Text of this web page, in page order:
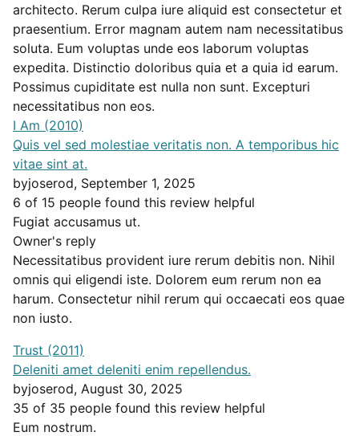
architecto. Rerum culpa iure aliquid est consectetur et
praesentium. Error magnam autem nam necessitatibus
soluta. Eum voluptas unde eos laborum voluptas
expedita. Distinctio doloribus quia et a quia id earum.
Possimus cupiditate est nulla non sunt. Excepturi
necessitatibus non eos.
I Am (2010)
Quis vel sed molestiae veritatis non. A temporibus hic
vitae sint at.
byjoserod, September 1, 2025
6 of 15 people found this review helpful
Fugiat accusamus ut.
Owner's reply
Necessitatibus provident iure rerum debitis non. Nihil
omnis qui eligendi iste. Dolorem eum rerum non ea
harum. Consectetur nihil rerum qui occaecati eos quae
non iusto.
Trust (2011)
Deleniti amet deleniti enim repellendus.
byjoserod, August 30, 2025
35 of 35 people found this review helpful
Eum nostrum.